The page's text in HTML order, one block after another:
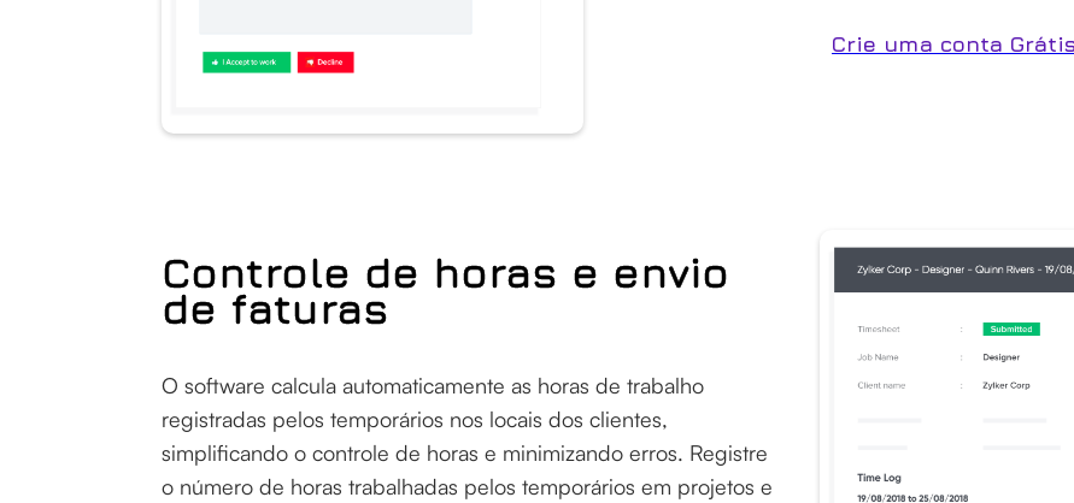
Crie uma conta Grátis
Controle de horas e envio
de faturas
O software calcula automaticamente as horas de trabalho
registradas pelos temporários nos locais dos clientes,
simplificando o controle de horas e minimizando erros. Registre
o número de horas trabalhadas pelos temporários em projetos e